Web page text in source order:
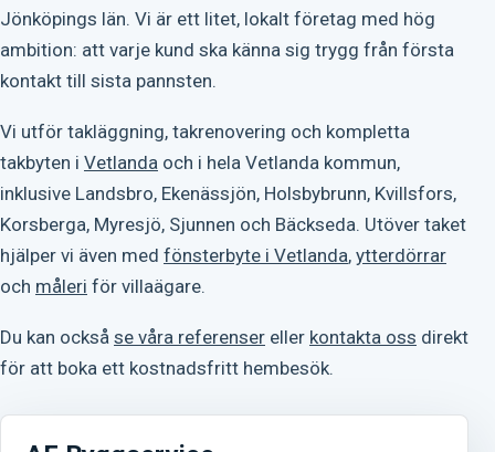
Jönköpings län. Vi är ett litet, lokalt företag med hög
ambition: att varje kund ska känna sig trygg från första
kontakt till sista pannsten.
Vi utför takläggning, takrenovering och kompletta
takbyten i Vetlanda och i hela Vetlanda kommun,
inklusive Landsbro, Ekenässjön, Holsbybrunn, Kvillsfors,
Korsberga, Myresjö, Sjunnen och Bäckseda. Utöver taket
hjälper vi även med fönsterbyte i Vetlanda, ytterdörrar
och måleri för villaägare.
Du kan också se våra referenser eller kontakta oss direkt
för att boka ett kostnadsfritt hembesök.